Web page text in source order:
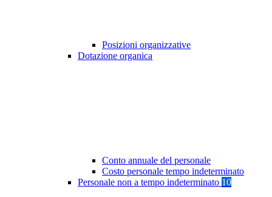
Posizioni organizzative
Dotazione organica
Conto annuale del personale
Costo personale tempo indeterminato
Personale non a tempo indeterminato 10